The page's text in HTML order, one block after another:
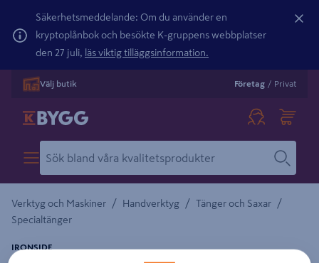
Säkerhetsmeddelande: Om du använder en
kryptoplånbok och besökte K-gruppens webbplatser
den 27 juli, läs viktig tilläggsinformation.
Välj butik Företag / Privat
Verktyg och Maskiner / Handverktyg / Tänger och Saxar /
Specialtänger
IRONSIDE